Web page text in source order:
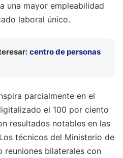
una mayor empleabilidad
laboral único.
centro de personas
parcialmente en el
el 100 por ciento
resultados notables en las
técnicos del Ministerio de
reuniones bilaterales con